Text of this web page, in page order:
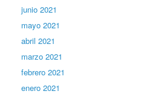
junio 2021
mayo 2021
abril 2021
marzo 2021
febrero 2021
enero 2021